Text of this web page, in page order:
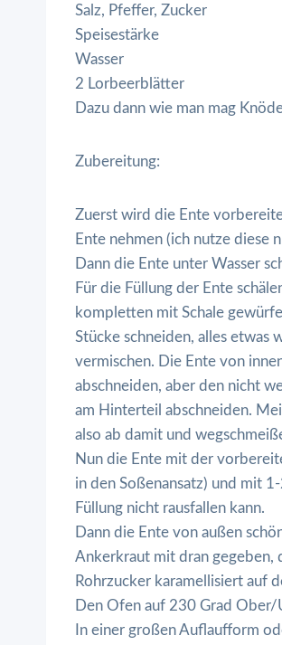
Salz, Pfeffer, Zucker
Speisestärke
Wasser
2 Lorbeerblätter
Dazu dann wie man mag
Zubereitung:
Zuerst wird die Ente
Ente nehmen (ich nutze diese
Dann die Ente unter Wasser
Für die Füllung der Ente
kompletten mit Schale
Stücke schneiden, alles etwas
vermischen. Die Ente von
abschneiden, aber den nicht
am Hinterteil abschneiden.
also ab damit und
Nun die Ente mit der
in den Soßenansatz) und mit
Füllung nicht rausfallen kann.
Dann die Ente von außen
Ankerkraut mit dran gegeben,
Rohrzucker karamellisiert auf
Den Ofen auf 230 Grad
In einer großen Auflaufform